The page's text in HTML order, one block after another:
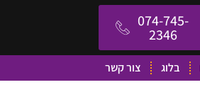
074-745-
2346
בלוג צור קשר